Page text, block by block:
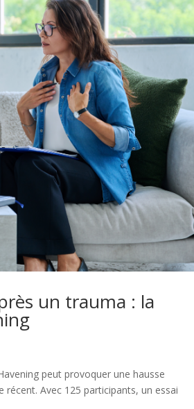
un trauma : la
peut provoquer une hausse
Avec 125 participants, un essai